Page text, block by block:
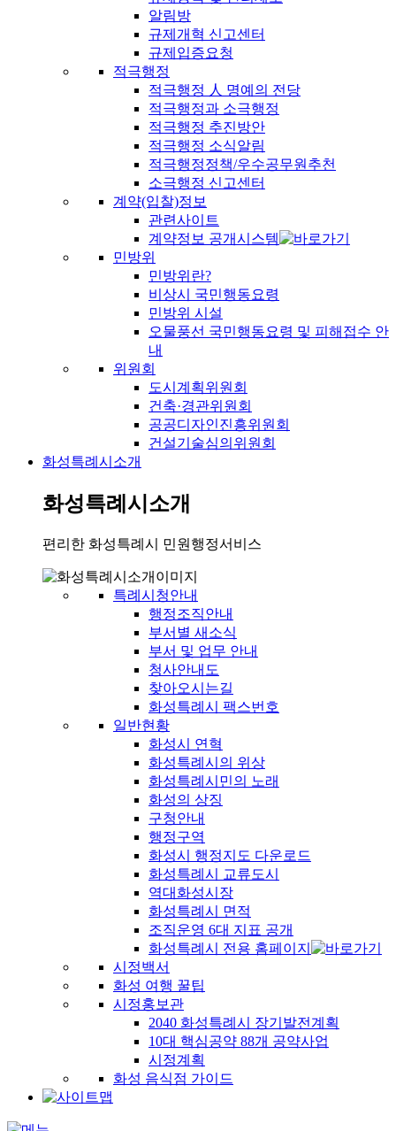
알림방
규제개혁 신고센터
규제입증요청
적극행정
적극행정 人 명예의 전당
적극행정과 소극행정
적극행정 추진방안
적극행정 소식알림
적극행정정책/우수공무원추천
소극행정 신고센터
계약(입찰)정보
관련사이트
계약정보 공개시스템
민방위
민방위란?
비상시 국민행동요령
민방위 시설
오물풍선 국민행동요령 및 피해접수 안
내
위원회
도시계획위원회
건축·경관위원회
공공디자인진흥위원회
건설기술심의위원회
화성특례시소개
화성특례시소개
편리한 화성특례시 민원행정서비스
특례시청안내
행정조직안내
부서별 새소식
부서 및 업무 안내
청사안내도
찾아오시는길
화성특례시 팩스번호
일반현황
화성시 연혁
화성특례시의 위상
화성특례시민의 노래
화성의 상징
구청안내
행정구역
화성시 행정지도 다운로드
화성특례시 교류도시
역대화성시장
화성특례시 면적
조직운영 6대 지표 공개
화성특례시 전용 홈페이지
시정백서
화성 여행 꿀팁
시정홍보관
2040 화성특례시 장기발전계획
10대 핵심공약 88개 공약사업
시정계획
화성 음식점 가이드